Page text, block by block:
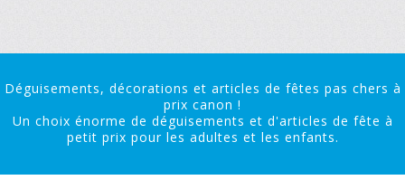
Déguisements, décorations et articles de fêtes pas chers à
prix canon !
Un choix énorme de déguisements et d'articles de fête à
petit prix pour les adultes et les enfants.